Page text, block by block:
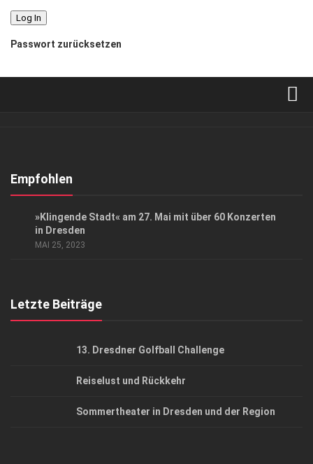
Passwort zurücksetzen
Kontakt, Impressum
Empfohlen
»Klingende Stadt« am 27. Mai mit über 60 Konzerten
in Dresden
MAI 25, 2023
Letzte Beiträge
13. Dresdner Golfball Challenge
Reiselust und Rückkehr
Sommertheater in Dresden und der Region